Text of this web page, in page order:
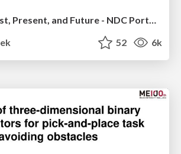
JavaScript: Past, Present, and Future - NDC Porto 2020
52 6k